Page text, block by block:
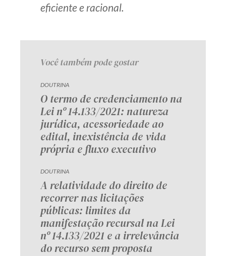
eficiente e racional.
Você também pode gostar
DOUTRINA
O termo de credenciamento na
Lei nº 14.133/2021: natureza
jurídica, acessoriedade ao
edital, inexistência de vida
própria e fluxo executivo
DOUTRINA
A relatividade do direito de
recorrer nas licitações
públicas: limites da
manifestação recursal na Lei
nº 14.133/2021 e a irrelevância
do recurso sem proposta